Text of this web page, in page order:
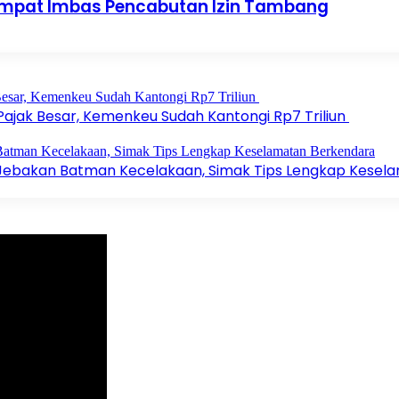
Imbas Pencabutan Izin Tambang
Besar, Kemenkeu Sudah Kantongi Rp7 Triliun
Batman Kecelakaan, Simak Tips Lengkap